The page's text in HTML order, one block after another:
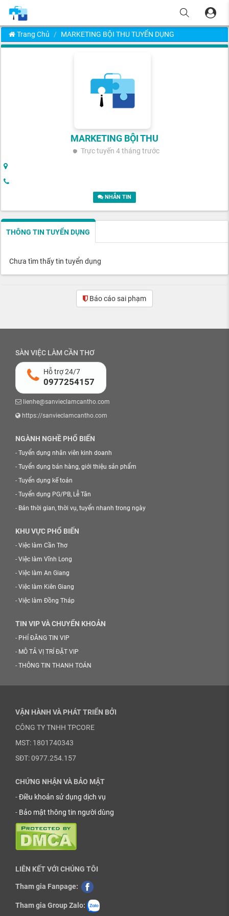
Trang Chủ MARKETING BỘI THU TUYỂN DỤNG
MARKETING BỘI THU
Trực tuyến 4 tháng trước
NHẮN TIN
THÔNG TIN TUYỂN DỤNG
Chưa tìm thấy tin tuyển dụng
Báo cáo sai phạm
SÀN VIỆC LÀM CẦN THƠ
Hỗ trợ 24/7
0977254157
lienhe@sanvieclamcantho.com
https://sanvieclamcantho.com
NGÀNH NGHỀ PHỔ BIẾN
- Tuyển dụng nhân viên kinh doanh
- Tuyển dụng bán hàng, giới thiệu sản phẩm
- Tuyển dụng kế toán
- Tuyển dụng PG/PB, Lễ Tân
- Bán thời gian, thời vụ, tuyển nhanh trong ngày
KHU VỰC PHỔ BIẾN
- Việc làm Cần Thơ
- Việc làm Vĩnh Long
- Việc làm An Giang
- Việc làm Kiên Giang
- Việc làm Đồng Tháp
TIN VIP VÀ CHUYỂN KHOẢN
- PHÍ ĐĂNG TIN VIP
- MÔ TẢ VỊ TRÍ ĐẶT VIP
- THÔNG TIN THANH TOÁN
VẬN HÀNH VÀ PHÁT TRIỂN BỞI
CÔNG TY TNHH TPCORE
MST: 1801740343
SĐT: 0977.254.157
CHỨNG NHẬN VÀ BẢO MẬT
-Điều khoản sử dụng dịch vụ
- Bảo mật thông tin người dùng
LIÊN KẾT VỚI CHÚNG TÔI
Tham gia Fanpage:
Tham gia Group Zalo: